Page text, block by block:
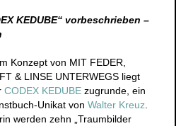
KEDUBE“ vorbeschrieben –
Konzept von MIT FEDER,
& LINSE UNTERWEGS liegt
CODEX KEDUBEzugrunde, ein
Unikat von Walter Kreuz.
werden zehn „Traumbilder